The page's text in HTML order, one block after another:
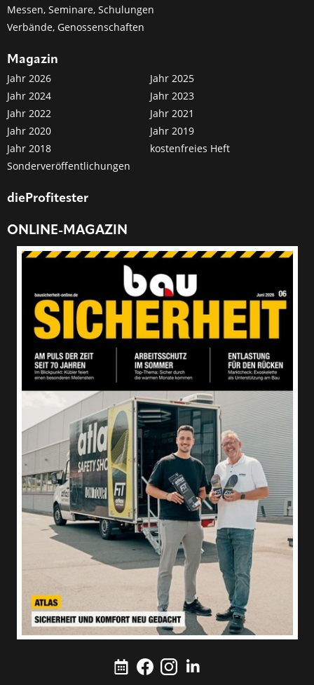
Messen, Seminare, Schulungen
Verbände, Genossenschaften
Magazin
Jahr 2026
Jahr 2025
Jahr 2024
Jahr 2023
Jahr 2022
Jahr 2021
Jahr 2020
Jahr 2019
Jahr 2018
kostenfreies Heft
Sonderveröffentlichungen
dieProfitester
ONLINE-MAGAZIN